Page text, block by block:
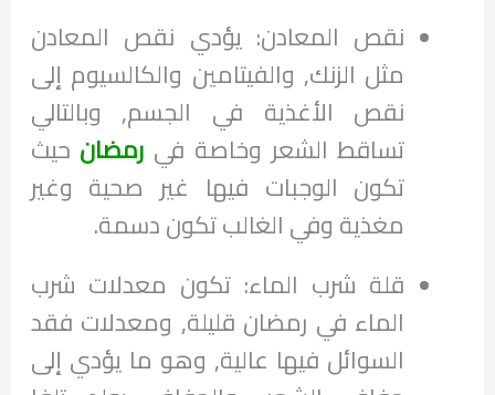
نقص المعادن: يؤدي نقص المعادن
مثل الزنك, والفيتامين والكالسيوم إلى
نقص الأغذية في الجسم, وبالتالي
تساقط الشعر وخاصة في رمضان حيث
تكون الوجبات فيها غير صحية وغير
مغذية وفي الغالب تكون دسمة.
قلة شرب الماء: تكون معدلات شرب
الماء في رمضان قليلة, ومعدلات فقد
السوائل فيها عالية, وهو ما يؤدي إلى